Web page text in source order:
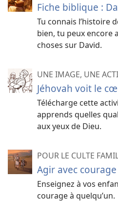
Fiche biblique :
Tu connais l’histoire
bien, tu peux encore
choses sur David.
UNE IMAGE, UNE
Jéhovah voit le
Télécharge cette
apprends quelles
aux yeux de Dieu.
POUR LE CULTE
Agir avec courage
Enseignez à vos
courage à quelqu’un.